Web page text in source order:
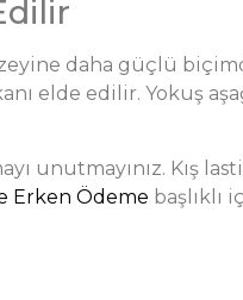
daha güçlü
elde edilir. Yokuş
unutmayınız. Kış
Erken Ödeme başlıklı